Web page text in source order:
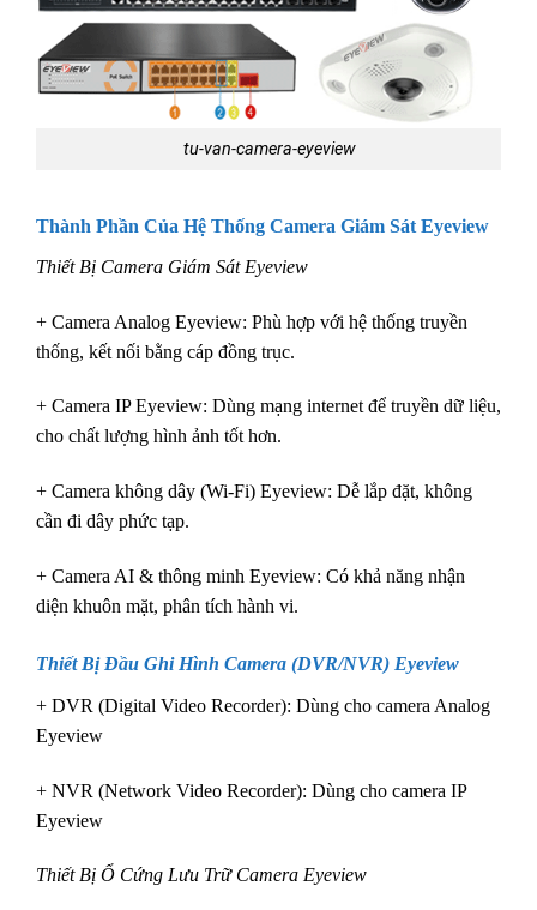
tu-van-camera-eyeview
Thành Phần Của Hệ Thống Camera Giám Sát Eyeview
Thiết Bị Camera Giám Sát Eyeview
+ Camera Analog Eyeview: Phù hợp với hệ thống truyền
thống, kết nối bằng cáp đồng trục.
+ Camera IP Eyeview: Dùng mạng internet để truyền dữ liệu,
cho chất lượng hình ảnh tốt hơn.
+ Camera không dây (Wi-Fi) Eyeview: Dễ lắp đặt, không
cần đi dây phức tạp.
+ Camera AI & thông minh Eyeview: Có khả năng nhận
diện khuôn mặt, phân tích hành vi.
Thiết Bị Đầu Ghi Hình Camera (DVR/NVR) Eyeview
+ DVR (Digital Video Recorder): Dùng cho camera Analog
Eyeview
+ NVR (Network Video Recorder): Dùng cho camera IP
Eyeview
Thiết Bị Ổ Cứng Lưu Trữ Camera Eyeview